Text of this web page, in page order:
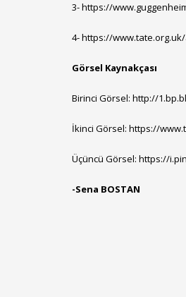
3-https://
4-https://
Görsel Kaynakçası
Birinci Görsel: http://
İkinci Görsel: https://
Üçüncü Görsel: https://
-Sena BOSTAN